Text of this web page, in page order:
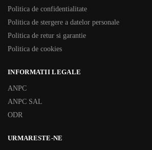
Politica de confidentialitate
Politica de stergere a datelor personale
Politica de retur si garantie
Politica de cookies
INFORMATII LEGALE
ANPC
ANPC SAL
ODR
URMARESTE-NE